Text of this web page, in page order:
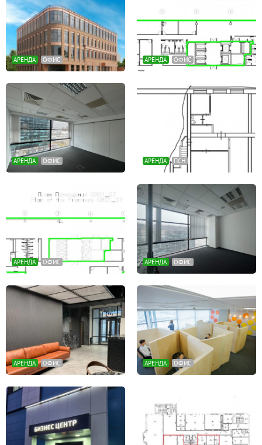
АРЕНДА ОФИС АРЕНДА ОФИС
АРЕНДА ОФИС АРЕНДА ПСН
АРЕНДА ОФИС АРЕНДА ОФИС
АРЕНДА ОФИС АРЕНДА ОФИС